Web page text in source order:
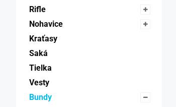
Rifle
Nohavice
Kraťasy
Saká
Tielka
Vesty
Bundy